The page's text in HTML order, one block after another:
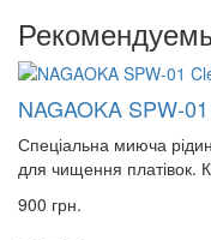
NAGAOKA SPW-
Спеціальна миюча
для чищення платівок.
900 грн.